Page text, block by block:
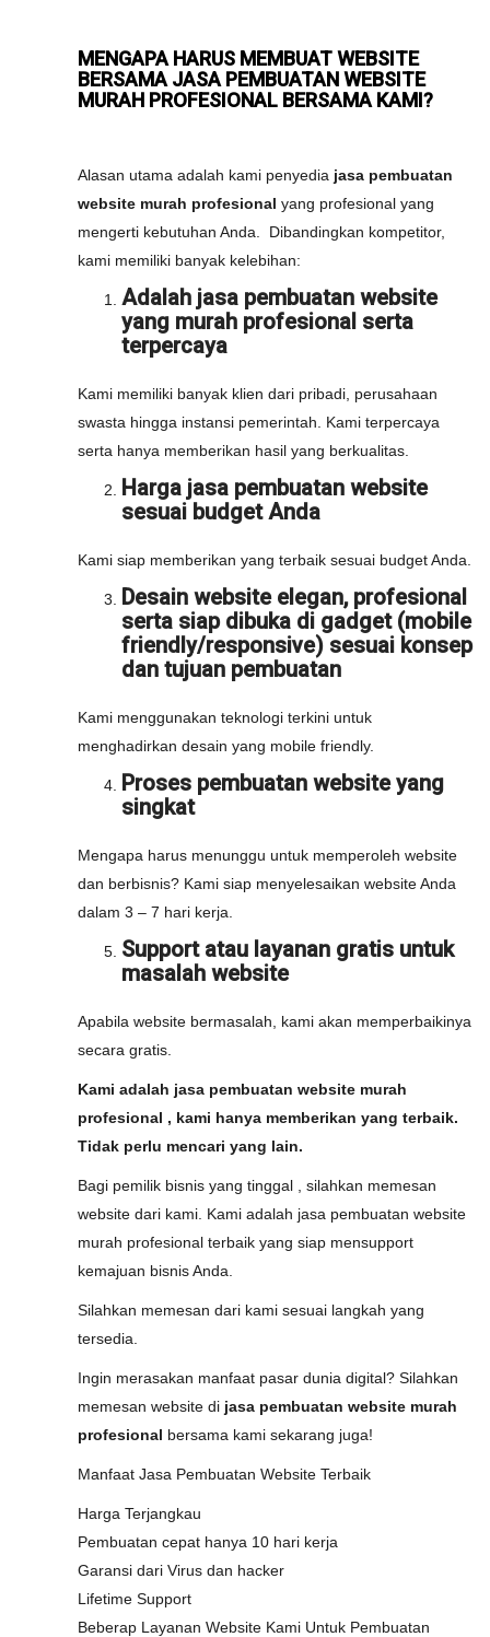
MENGAPA HARUS MEMBUAT WEBSITE
BERSAMA JASA PEMBUATAN WEBSITE
MURAH PROFESIONAL BERSAMA KAMI?
Alasan utama adalah kami penyedia jasa pembuatan
website murah profesional yang profesional yang
mengerti kebutuhan Anda. Dibandingkan kompetitor,
kami memiliki banyak kelebihan:
Adalah jasa pembuatan website
yang murah profesional serta
terpercaya
Kami memiliki banyak klien dari pribadi, perusahaan
swasta hingga instansi pemerintah. Kami terpercaya
serta hanya memberikan hasil yang berkualitas.
Harga jasa pembuatan website
sesuai budget Anda
Kami siap memberikan yang terbaik sesuai budget Anda.
Desain website elegan, profesional
serta siap dibuka di gadget (mobile
friendly/responsive) sesuai konsep
dan tujuan pembuatan
Kami menggunakan teknologi terkini untuk
menghadirkan desain yang mobile friendly.
Proses pembuatan website yang
singkat
Mengapa harus menunggu untuk memperoleh website
dan berbisnis? Kami siap menyelesaikan website Anda
dalam 3 – 7 hari kerja.
Support atau layanan gratis untuk
masalah website
Apabila website bermasalah, kami akan memperbaikinya
secara gratis.
Kami adalah jasa pembuatan website murah
profesional , kami hanya memberikan yang terbaik.
Tidak perlu mencari yang lain.
Bagi pemilik bisnis yang tinggal , silahkan memesan
website dari kami. Kami adalah jasa pembuatan website
murah profesional terbaik yang siap mensupport
kemajuan bisnis Anda.
Silahkan memesan dari kami sesuai langkah yang
tersedia.
Ingin merasakan manfaat pasar dunia digital? Silahkan
memesan website di jasa pembuatan website murah
profesional bersama kami sekarang juga!
Manfaat Jasa Pembuatan Website Terbaik
Harga Terjangkau
Pembuatan cepat hanya 10 hari kerja
Garansi dari Virus dan hacker
Lifetime Support
Beberap Layanan Website Kami Untuk Pembuatan